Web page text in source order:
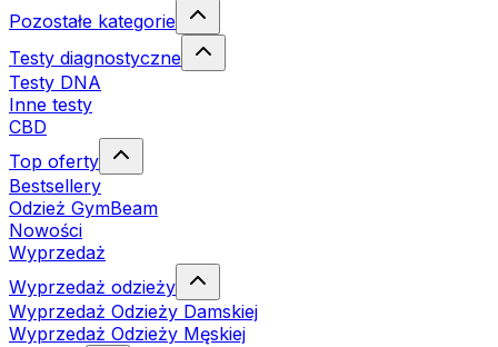
Pozostałe kategorie
Testy diagnostyczne
Testy DNA
Inne testy
CBD
Top oferty
Bestsellery
Odzież GymBeam
Nowości
Wyprzedaż
Wyprzedaż odzieży
Wyprzedaż Odzieży Damskiej
Wyprzedaż Odzieży Męskiej